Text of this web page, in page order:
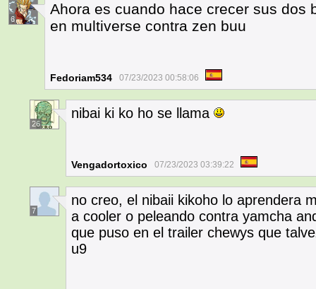
6
Ahora es cuando hace crecer sus dos
en multiverse contra zen buu
Fedoriam534 07/23/2023 00:58:06
26
nibai ki ko ho se llama
Vengadortoxico 07/23/2023 03:39:22
7
no creo, el nibaii kikoho lo aprendera
a cooler o peleando contra yamcha
que puso en el trailer chewys que
u9